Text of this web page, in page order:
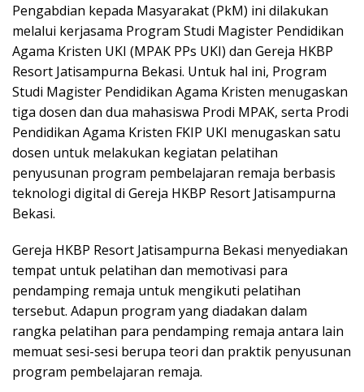
Pengabdian kepada Masyarakat (PkM) ini dilakukan
melalui kerjasama Program Studi Magister Pendidikan
Agama Kristen UKI (MPAK PPs UKI) dan Gereja HKBP
Resort Jatisampurna Bekasi. Untuk hal ini, Program
Studi Magister Pendidikan Agama Kristen menugaskan
tiga dosen dan dua mahasiswa Prodi MPAK, serta Prodi
Pendidikan Agama Kristen FKIP UKI menugaskan satu
dosen untuk melakukan kegiatan pelatihan
penyusunan program pembelajaran remaja berbasis
teknologi digital di Gereja HKBP Resort Jatisampurna
Bekasi.
Gereja HKBP Resort Jatisampurna Bekasi menyediakan
tempat untuk pelatihan dan memotivasi para
pendamping remaja untuk mengikuti pelatihan
tersebut. Adapun program yang diadakan dalam
rangka pelatihan para pendamping remaja antara lain
memuat sesi-sesi berupa teori dan praktik penyusunan
program pembelajaran remaja.